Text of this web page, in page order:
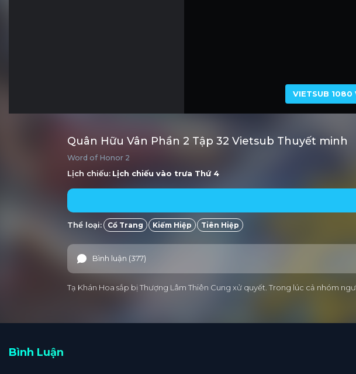
VIETSUB 1080
Quân Hữu Vân Phần 2 Tập 32 Vietsub Thuyết minh
Word of Honor 2
Lịch chiếu: Lịch chiếu vào trưa Thứ 4
Thể loại: Cổ Trang Kiếm Hiệp Tiên Hiệp
Bình luận (377)
Tạ Khán Hoa sắp bị Thượng Lâm Thiên Cung xử quyết. Trong lúc cả nhóm
Bình Luận